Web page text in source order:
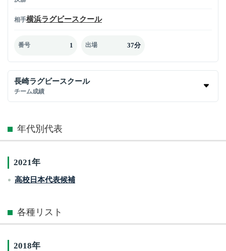
相手横浜ラグビースクール
番号 1 出場 37分
長崎ラグビースクール
チーム成績
年代別代表
2021年
高校日本代表候補
各種リスト
2018年